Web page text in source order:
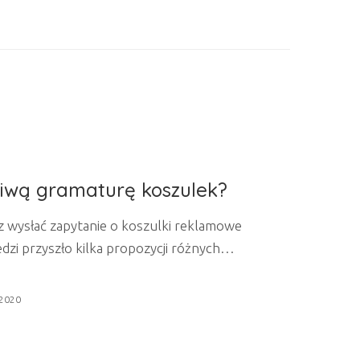
gramaturę koszulek?
wysłać zapytanie o koszulki reklamowe
przyszło kilka propozycji różnych
odzieży reklamowej. Wkrótce
artykułu dotyczącego